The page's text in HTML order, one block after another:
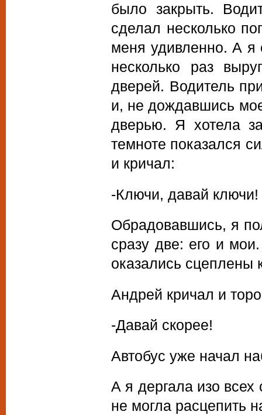
было закрыть.
сделал несколько
меня удивленно. А я
несколько раз
дверей. Водитель
и, не дождавшись
дверью. Я хотела
темноте показался
и кричал:
-Ключи, давай ключи!
Обрадовавшись, я
сразу две: его и
оказались сцеплены
Андрей кричал и
-Давай скорее!
Автобус уже начал
А я дергала изо
не могла расцепить